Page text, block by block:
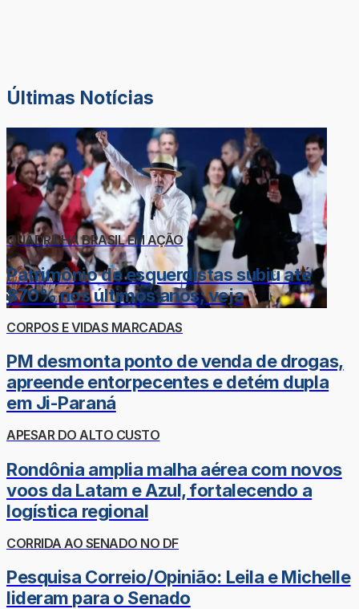
Últimas Notícias
QUADRILHA BRASIL EM AÇÃO
Patrimônio de esquerdistas subiu até
870% nos últimos anos; veja
CORPOS E VIDAS MARCADAS
PM desmonta ponto de venda de drogas,
apreende entorpecentes e detém dupla
em Ji-Paraná
APESAR DO ALTO CUSTO
Rondônia amplia malha aérea com novos
voos da Latam e Azul, fortalecendo a
logística regional
CORRIDA AO SENADO NO DF
Pesquisa Correio/Opinião: Leila e Michelle
lideram para o Senado